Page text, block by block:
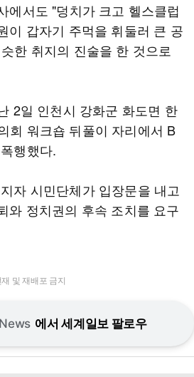
에서도 "덩치가 크고 헬스클럽
이 갑자기 주먹을 휘둘러 큰 공
한 취지의 진술을 한 것으로
2일 인천시 강화군 화도면 한
회 워크숍 뒤풀이 자리에서 B
행했다.
자 시민단체가 입장문을 내고
와 정치권의 후속 조치를 요구
및 재배포 금지
News 에서 세계일보 팔로우